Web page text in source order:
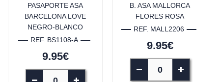
PASAPORTE ASA
BARCELONA LOVE
NEGRO-BLANCO
REF. BS1108-A
9.95€
B. ASA MALLORCA
FLORES ROSA
REF. MALL2206
9.95€